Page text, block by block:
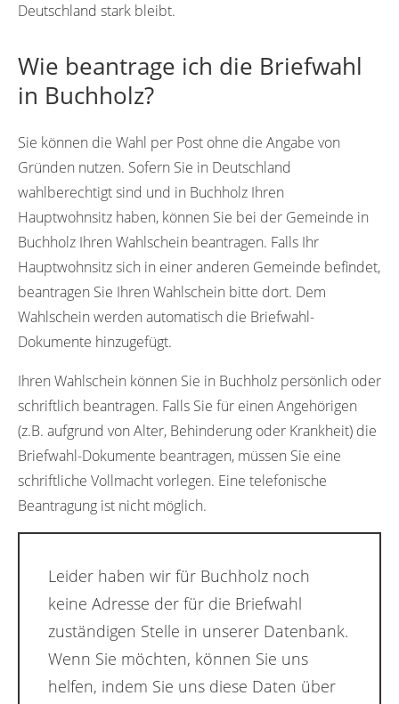
Deutschland stark bleibt.
Wie beantrage ich die Briefwahl
in Buchholz?
Sie können die Wahl per Post ohne die Angabe von
Gründen nutzen. Sofern Sie in Deutschland
wahlberechtigt sind und in Buchholz Ihren
Hauptwohnsitz haben, können Sie bei der Gemeinde in
Buchholz Ihren Wahlschein beantragen. Falls Ihr
Hauptwohnsitz sich in einer anderen Gemeinde befindet,
beantragen Sie Ihren Wahlschein bitte dort. Dem
Wahlschein werden automatisch die Briefwahl-
Dokumente hinzugefügt.
Ihren Wahlschein können Sie in Buchholz persönlich oder
schriftlich beantragen. Falls Sie für einen Angehörigen
(z.B. aufgrund von Alter, Behinderung oder Krankheit) die
Briefwahl-Dokumente beantragen, müssen Sie eine
schriftliche Vollmacht vorlegen. Eine telefonische
Beantragung ist nicht möglich.
Leider haben wir für Buchholz noch
keine Adresse der für die Briefwahl
zuständigen Stelle in unserer Datenbank.
Wenn Sie möchten, können Sie uns
helfen, indem Sie uns diese Daten über